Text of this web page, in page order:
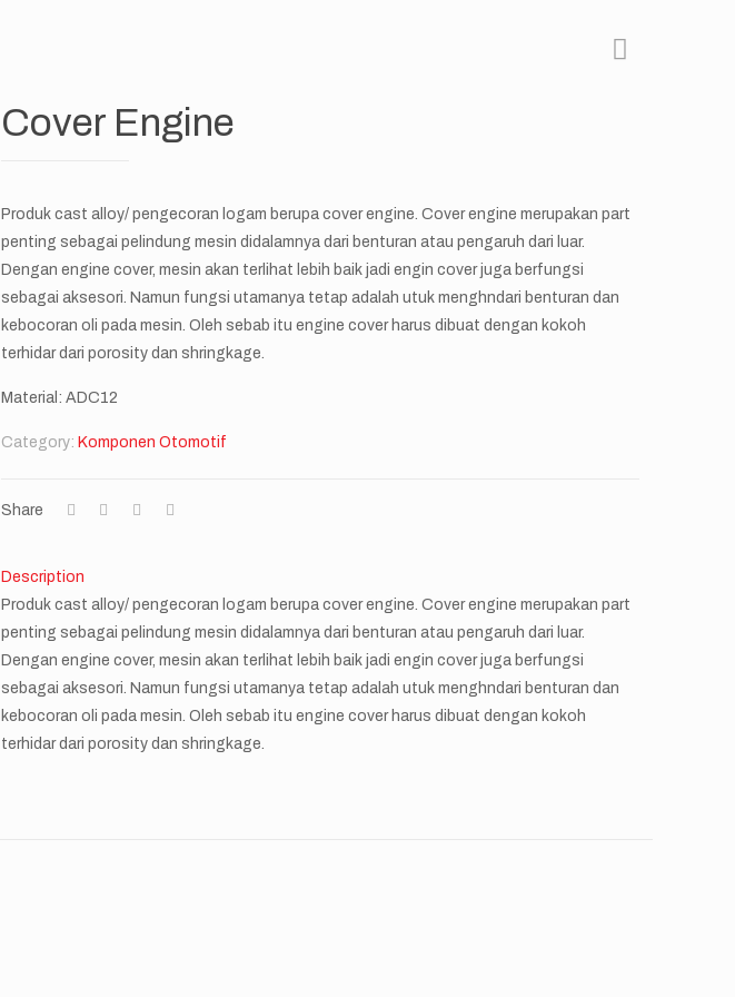
Cover Engine
Produk cast alloy/ pengecoran logam berupa cover engine. Cover engine merupakan part
penting sebagai pelindung mesin didalamnya dari benturan atau pengaruh dari luar.
Dengan engine cover, mesin akan terlihat lebih baik jadi engin cover juga berfungsi
sebagai aksesori. Namun fungsi utamanya tetap adalah utuk menghndari benturan dan
kebocoran oli pada mesin. Oleh sebab itu engine cover harus dibuat dengan kokoh
terhidar dari porosity dan shringkage.
Material: ADC12
Category: Komponen Otomotif
Share
Description
Produk cast alloy/ pengecoran logam berupa cover engine. Cover engine merupakan part
penting sebagai pelindung mesin didalamnya dari benturan atau pengaruh dari luar.
Dengan engine cover, mesin akan terlihat lebih baik jadi engin cover juga berfungsi
sebagai aksesori. Namun fungsi utamanya tetap adalah utuk menghndari benturan dan
kebocoran oli pada mesin. Oleh sebab itu engine cover harus dibuat dengan kokoh
terhidar dari porosity dan shringkage.